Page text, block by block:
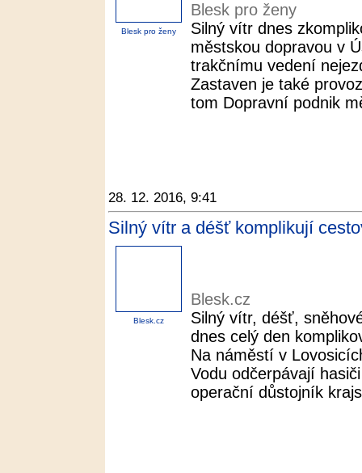
Blesk pro ženy
Blesk pro ženy
Silný vítr dnes
městskou dopravou v
trakčnímu vedení
Zastaven je také
tom Dopravní podnik
28. 12. 2016, 9:41
Silný vítr a déšť komplikují
Blesk.cz
Blesk.cz
Silný vítr, déšť,
dnes celý den
Na náměstí v
Vodu odčerpávají
operační důstojník